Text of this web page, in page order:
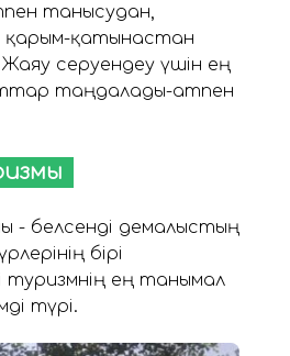
танысудан,
қарым-қатынастан
серуендеу үшін ең
таңдалады-атпен
- белсенді демалыстың
бірі
туризмнің ең танымал
түрі.